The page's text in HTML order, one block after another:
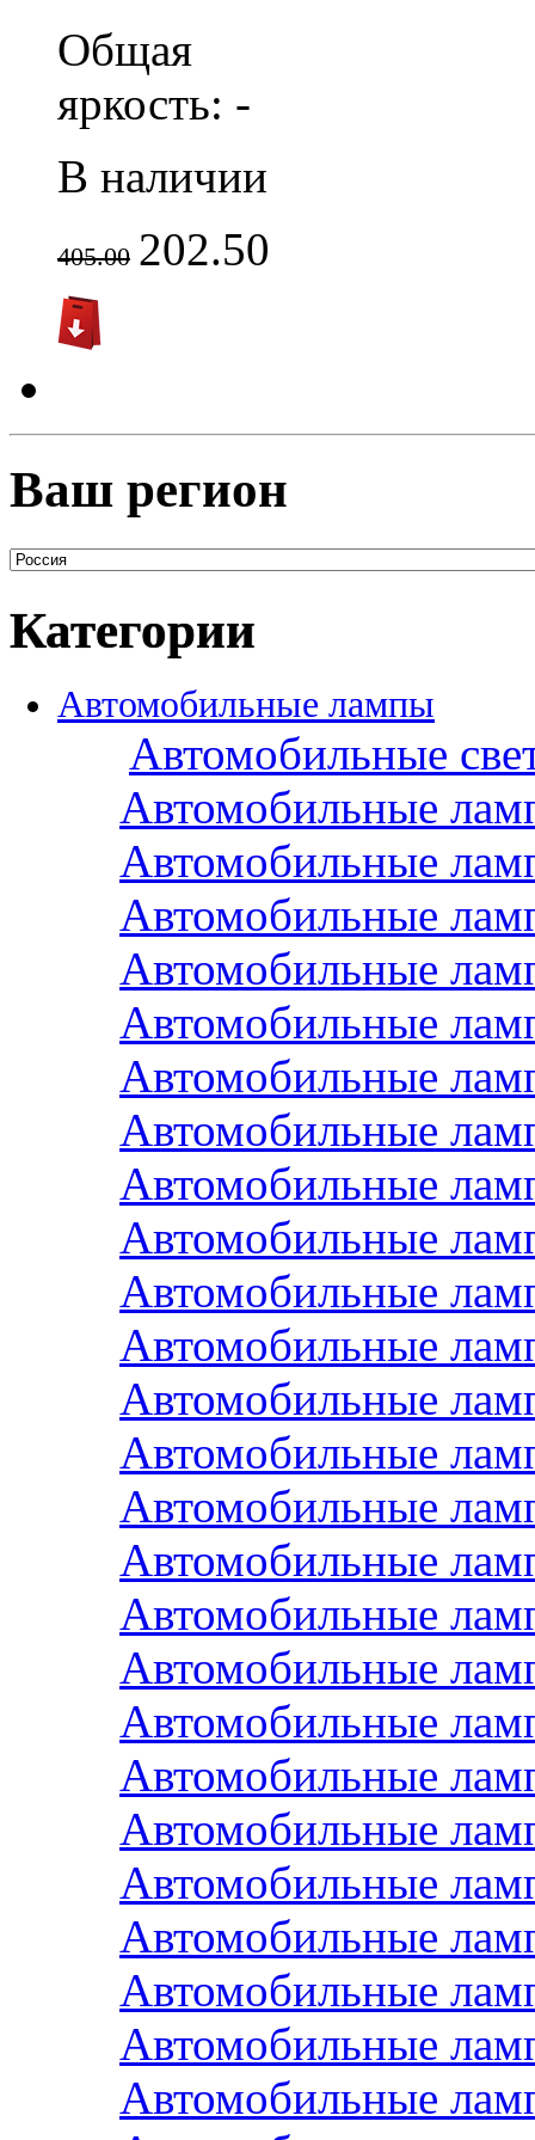
Общая
яркость: -
В наличии
405.00 202.50
Ваш регион
Категории
Автомобильные лампы
Автомобильные
Автомобильные
Автомобильные
Автомобильные
Автомобильные
Автомобильные
Автомобильные
Автомобильные
Автомобильные
Автомобильные
Автомобильные
Автомобильные
Автомобильные
Автомобильные
Автомобильные
Автомобильные
Автомобильные
Автомобильные
Автомобильные
Автомобильные
Автомобильные
Автомобильные
Автомобильные
Автомобильные
Автомобильные
Автомобильные